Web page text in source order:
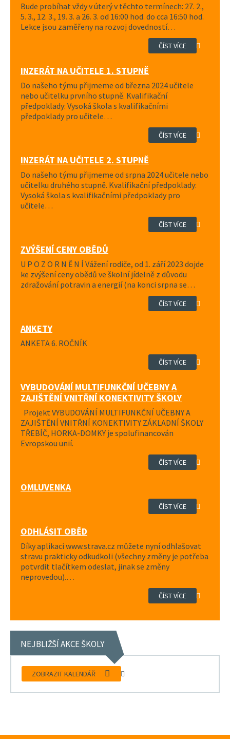
Bude probíhat vždy v úterý v těchto termínech: 27. 2.,
5. 3., 12. 3., 19. 3. a 26. 3. od 16:00 hod. do cca 16:50 hod.
Lekce jsou zaměřeny na rozvoj dovedností…
ČÍST VÍCE
INZERÁT NA UČITELE 1. STUPNĚ
Do našeho týmu přijmeme od března 2024 učitele
nebo učitelku prvního stupně. Kvalifikační
předpoklady: Vysoká škola s kvalifikačními
předpoklady pro učitele…
ČÍST VÍCE
INZERÁT NA UČITELE 2. STUPNĚ
Do našeho týmu přijmeme od srpna 2024 učitele nebo
učitelku druhého stupně. Kvalifikační předpoklady:
Vysoká škola s kvalifikačními předpoklady pro
učitele…
ČÍST VÍCE
ZVÝŠENÍ CENY OBĚDŮ
U P O Z O R N Ě N Í Vážení rodiče, od 1. září 2023 dojde
ke zvýšení ceny obědů ve školní jídelně z důvodu
zdražování potravin a energií (na konci srpna se…
ČÍST VÍCE
ANKETY
ANKETA 6. ROČNÍK
ČÍST VÍCE
VYBUDOVÁNÍ MULTIFUNKČNÍ UČEBNY A
ZAJIŠTĚNÍ VNITŘNÍ KONEKTIVITY ŠKOLY
Projekt VYBUDOVÁNÍ MULTIFUNKČNÍ UČEBNY A
ZAJIŠTĚNÍ VNITŘNÍ KONEKTIVITY ZÁKLADNÍ ŠKOLY
TŘEBÍČ, HORKA-DOMKY je spolufinancován
Evropskou unií.
ČÍST VÍCE
OMLUVENKA
ČÍST VÍCE
ODHLÁSIT OBĚD
Díky aplikaci www.strava.cz můžete nyní odhlašovat
stravu prakticky odkudkoli (všechny změny je potřeba
potvrdit tlačítkem odeslat, jinak se změny
neprovedou).…
ČÍST VÍCE
NEJBLIŽŠÍ AKCE ŠKOLY
ZOBRAZIT KALENDÁŘ